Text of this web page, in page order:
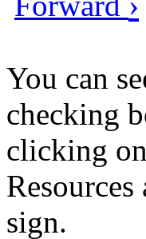
You can
checking
clicking on
sign.